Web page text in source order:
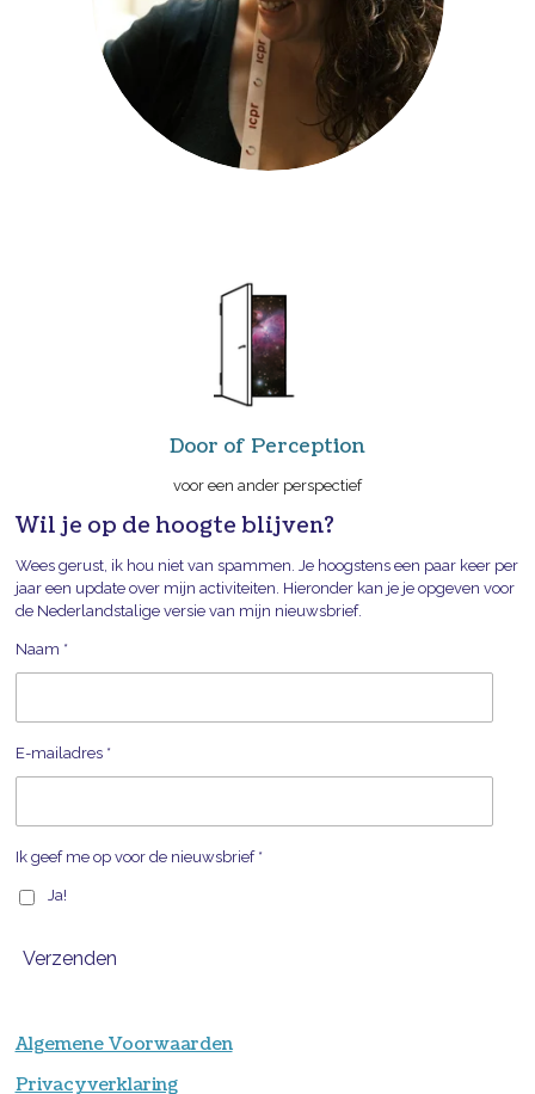
Door of Perception
voor een ander perspectief
Wil je op de hoogte blijven?
Wees gerust, ik hou niet van spammen. Je hoogstens een paar keer per
jaar een update over mijn activiteiten. Hieronder kan je je opgeven voor
de Nederlandstalige versie van mijn nieuwsbrief.
Naam *
E-mailadres *
Ik geef me op voor de nieuwsbrief *
Ja!
Verzenden
Algemene Voorwaarden
Privacyverklaring